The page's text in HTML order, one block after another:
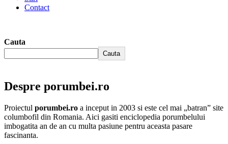
Contact
Cauta
Cauta
Despre porumbei.ro
Proiectul porumbei.ro a inceput in 2003 si este cel mai „batran” site
columbofil din Romania. Aici gasiti enciclopedia porumbelului
imbogatita an de an cu multa pasiune pentru aceasta pasare
fascinanta.